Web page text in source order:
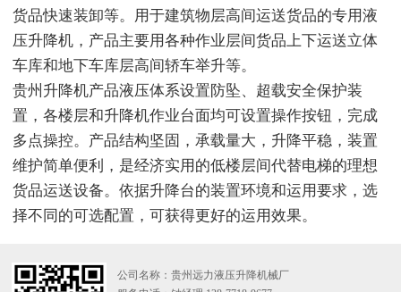
货品快速装卸等。用于建筑物层高间运送货品的专用液
压升降机，产品主要用各种作业层间货品上下运送立体
车库和地下车库层高间轿车举升等。
贵州升降机产品液压体系设置防坠、超载安全保护装
置，各楼层和升降机作业台面均可设置操作按钮，完成
多点操控。产品结构坚固，承载量大，升降平稳，装置
维护简单便利，是经济实用的低楼层间代替电梯的理想
货品运送设备。依据升降台的装置环境和运用要求，选
择不同的可选配置，可获得更好的运用效果。
公司名称：贵州远力液压升降机械厂